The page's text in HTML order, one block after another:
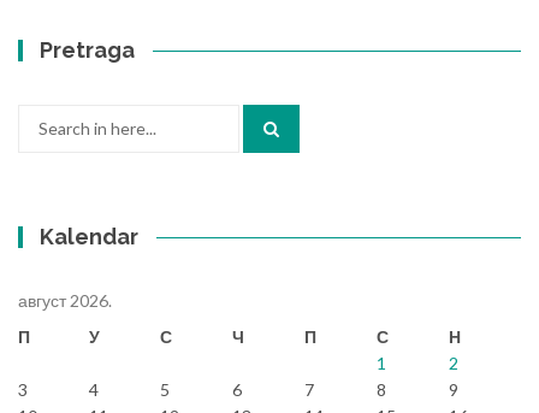
Pretraga
Kalendar
август 2026.
П
У С Ч П С
Н
1
2
3
4 5 6 7 8
9